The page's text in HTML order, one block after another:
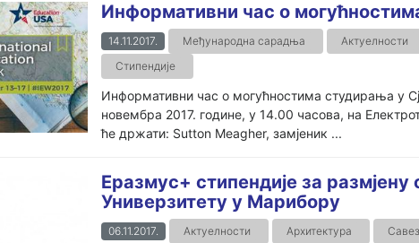
Информативни час о
14.11.2017. Међународна сарадња Актуелности
Стипендије
Информативни час о могућностима студирања у
новембра 2017. године, у 14.00 часова, на
ће држати: Sutton Meagher, замјеник ...
Еразмус+ стипендије за размјену
Универзитету у Марибору
06.11.2017. Актуелности Архитектура